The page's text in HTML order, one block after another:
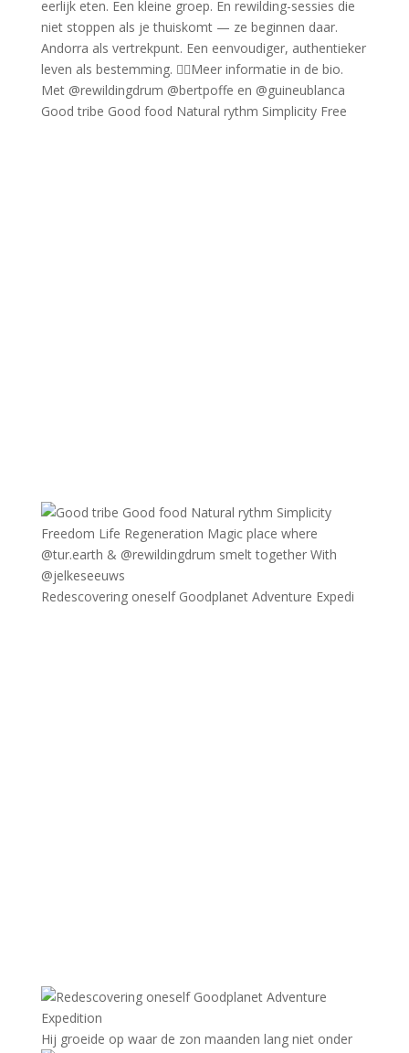
Good tribe Good food Natural rythm Simplicity Free
Redescovering oneself Goodplanet Adventure Expedi
Hij groeide op waar de zon maanden lang niet onder